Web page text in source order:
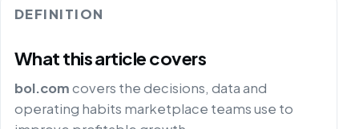
DEFINITION
What this article covers
bol.comcovers the decisions, data and
operating habits marketplace teams use to